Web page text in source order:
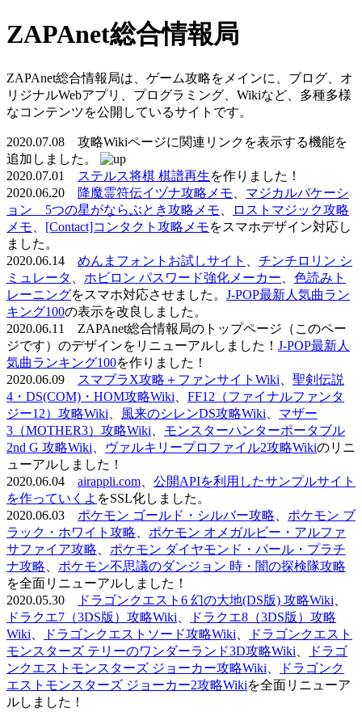
ZAPAnet総合情報局
ZAPAnet総合情報局は、ゲーム攻略をメインに、ブログ、オ
リジナルWebアプリ、プログラミング、Wikiなど、多種多様
なコンテンツを公開しているサイトです。
2020.07.08 攻略Wikiページに関連リンクを表示する機能を
追加しました。
2020.07.01
ステルス将棋 棋譜再生を作りました！
2020.06.20
降魔霊符伝イヅナ攻略メモ
マジカルバケーシ
ョン 5つの星がならぶとき攻略メモ
ロストマジック攻略
メモ
[Contact]コンタクト攻略メモをスマホデザイン対応し
ました。
2020.06.14 めんまフォントお試しサイト
チンチロリン シ
ミュレータ
ホビロン パスワード強化メーカー
色読みト
レーニングをスマホ対応させました。 J-POP最新人気曲ラン
キング100の表示を改良しました。
2020.06.11 ZAPAnet総合情報局のトップページ（このペー
ジです）のデザインをリニューアルしました！ J-POP最新人
気曲ランキング100を作りました！
2020.06.09
スマブラX攻略＋ファンサイトWiki
聖剣伝説
4・DS(COM)・HOM攻略Wiki
FF12（ファイナルファンタ
ジー12）攻略Wiki
風来のシレンDS攻略Wiki
マザー
3（MOTHER3）攻略Wiki
モンスターハンターポータブル
2nd G 攻略Wiki
ヴァルキリープロファイル2攻略Wikiのリニ
ューアルしました！
2020.06.04 airappli.com
公開APIを利用したサンプルサイト
を作っていくよ をSSL化しました。
2020.06.03 ポケモン ゴールド・シルバー攻略
ポケモン ブ
ラック・ホワイト攻略
ポケモン オメガルビー・アルファ
サファイア攻略
ポケモン ダイヤモンド・パール・プラチ
ナ攻略
ポケモン不思議のダンジョン 時・闇の探検隊攻略
を全面リニューアルしました！
2020.05.30
ドラゴンクエスト6 幻の大地(DS版) 攻略Wiki
ドラクエ7（3DS版）攻略Wiki
ドラクエ8（3DS版）攻略
Wiki
ドラゴンクエストソード攻略Wiki
ドラゴンクエスト
モンスターズ テリーのワンダーランド3D攻略Wiki
ドラゴ
ンクエストモンスターズ ジョーカー攻略Wiki
ドラゴンク
エストモンスターズ ジョーカー2攻略Wikiを全面リニューア
ルしました！